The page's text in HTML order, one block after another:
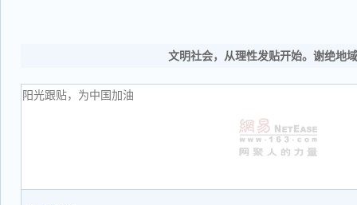
文明社会，从理性发贴开始。谢绝地